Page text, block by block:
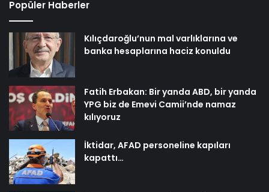
Popüler Haberler
Kılıçdaroğlu’nun mal varlıklarına ve
banka hesaplarına haciz konuldu
Fatih Erbakan: Bir yanda ABD, bir yanda
YPG biz de Emevi Camii’nde namaz
kılıyoruz
İktidar, AFAD personeline kapıları
kapattı…